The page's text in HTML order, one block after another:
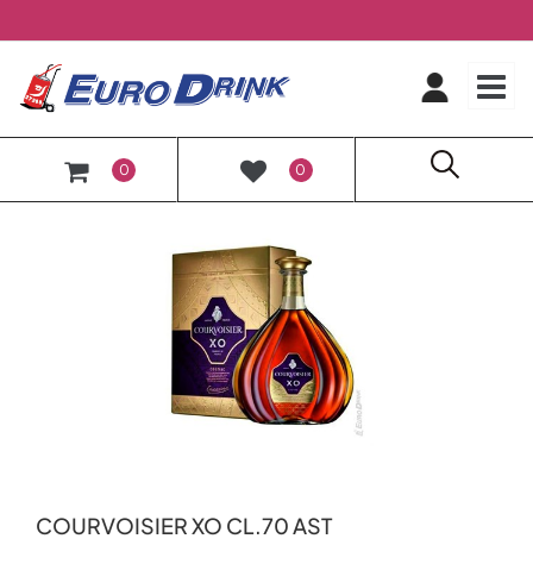
0 0
COURVOISIER XO CL.70 AST